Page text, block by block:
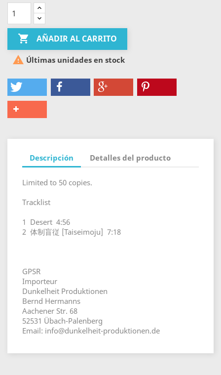
 AÑADIR AL CARRITO
 Últimas unidades en stock
Descripción Detalles del producto
Limited to 50 copies.
Tracklist
1 Desert 4:56
2 体制盲従 [Taiseimoju] 7:18
GPSR
Importeur
Dunkelheit Produktionen
Bernd Hermanns
Aachener Str. 68
52531 Übach-Palenberg
Email: info@dunkelheit-produktionen.de